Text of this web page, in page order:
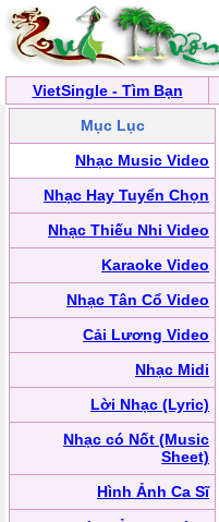
VietSingle - Tìm Bạn
Mục Lục
Nhạc Music Video
Nhạc Hay Tuyển Chọn
Nhạc Thiếu Nhi Video
Karaoke Video
Nhạc Tân Cổ Video
Cải Lương Video
Nhạc Midi
Lời Nhạc (Lyric)
Nhạc có Nốt (Music
Sheet)
Hình Ảnh Ca Sĩ